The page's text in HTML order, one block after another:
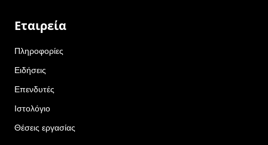
Εταιρεία
Πληροφορίες
Ειδήσεις
Επενδυτές
Ιστολόγιο
Θέσεις εργασίας